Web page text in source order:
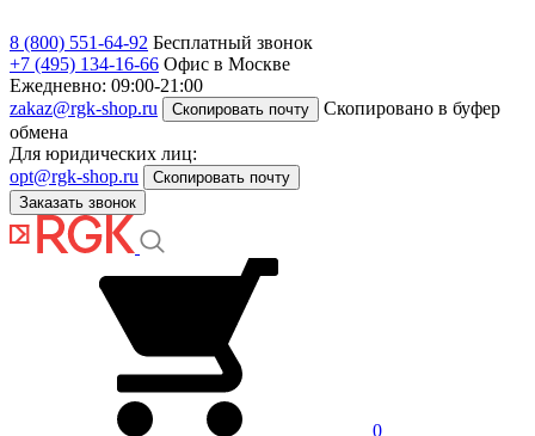
8 (800) 551-64-92 Бесплатный звонок
+7 (495) 134-16-66 Офис в Москве
Ежедневно: 09:00-21:00
zakaz@rgk-shop.ru
Скопировать почту
Скопировано в буфер
обмена
Для юридических лиц:
opt@rgk-shop.ru
Скопировать почту
Заказать звонок
0